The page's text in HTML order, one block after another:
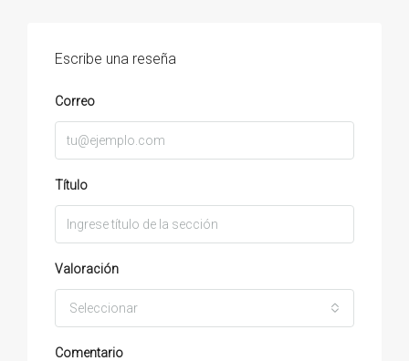
Escribe una reseña
Correo
Título
Valoración
Seleccionar
Comentario